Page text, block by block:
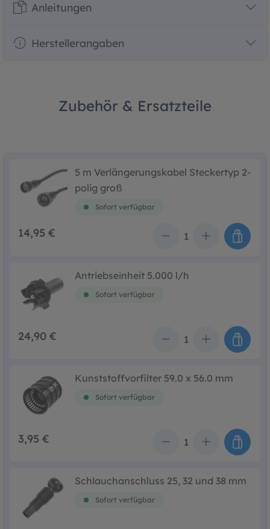
Anleitungen
Herstellerangaben
Zubehör & Ersatzteile
5 m Verlängerungskabel Steckertyp 2-
polig groß
Sofort verfügbar
14,95 €
Antriebseinheit 5.000 l/h
Sofort verfügbar
24,90 €
Kunststoffvorfilter 59.0 x 56.0 mm
Sofort verfügbar
3,95 €
Schlauchanschluss 25, 32 und 38 mm
Sofort verfügbar